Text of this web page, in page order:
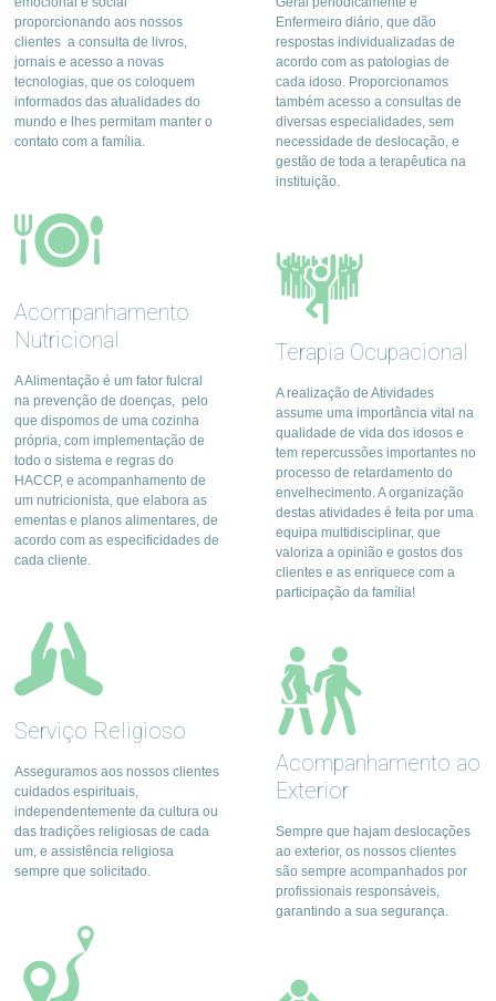
proporcionando aos nossos
clientes a consulta de livros,
jornais e acesso a novas
tecnologias, que os coloquem
informados das atualidades do
mundo e lhes permitam manter o
contato com a família.
Enfermeiro diário, que dão
respostas individualizadas de
acordo com as patologias de
cada idoso. Proporcionamos
também acesso a consultas de
diversas especialidades, sem
necessidade de deslocação, e
gestão de toda a terapêutica na
instituição.
Acompanhamento
Nutricional
A Alimentação é um fator fulcral
na prevenção de doenças, pelo
que dispomos de uma cozinha
própria, com implementação de
todo o sistema e regras do
HACCP, e acompanhamento de
um nutricionista, que elabora as
ementas e planos alimentares, de
acordo com as especificidades de
cada cliente.
Terapia Ocupacional
A realização de Atividades
assume uma importância vital na
qualidade de vida dos idosos e
tem repercussões importantes no
processo de retardamento do
envelhecimento. A organização
destas atividades é feita por uma
equipa multidisciplinar, que
valoriza a opinião e gostos dos
clientes e as enriquece com a
participação da família!
Serviço Religioso
Asseguramos aos nossos clientes
cuidados espirituais,
independentemente da cultura ou
das tradições religiosas de cada
um, e assistência religiosa
sempre que solicitado.
Acompanhamento ao
Exterior
Sempre que hajam deslocações
ao exterior, os nossos clientes
são sempre acompanhados por
profissionais responsáveis,
garantindo a sua segurança.